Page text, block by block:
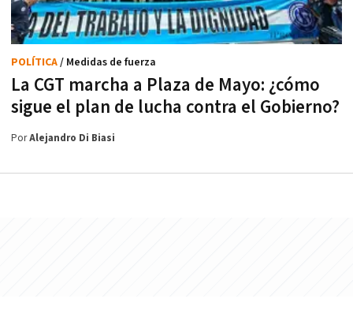
La CGT marcha a Plaza de Mayo: ¿cómo
sigue el plan de lucha contra el Gobierno?
POLÍTICA/ Medidas de fuerza
PorAlejandro Di Biasi